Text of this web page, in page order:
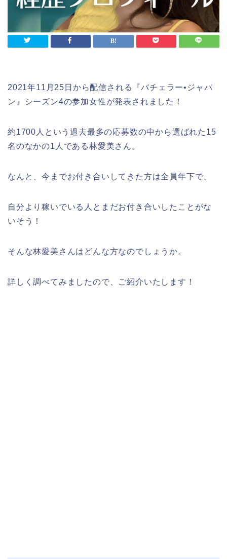
2021年11月25日から配信される『バチェラー•ジャパ
ン』シーズン4の参加女性が発表されました！
約1700人という過去最多の応募数の中から選ばれた15
名のなかの1人である林愛美さん。
なんと、今までお付き合いしてきた方は全員年下で、
自分より稼いでいる人とまだお付き合いしたことがな
いそう！
そんな林愛美さんはどんな方なのでしょうか。
詳しく調べてみましたので、ご紹介いたします！